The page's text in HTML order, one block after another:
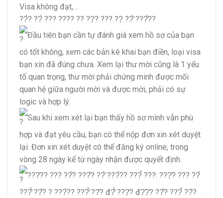
Visa không đạt,…
??̀? ??̀ ??? ???? ?? ??̣? ??? ??̣ ??̛̀ ???̂́??
Đầu tiên bạn cần tự đánh giá xem hồ sơ của bạn
có tốt không, xem các bản kê khai bạn điền, loại visa
bạn xin đã đúng chưa. Xem lại thư mời cũng là 1 yếu
tố quan trọng, thư mời phải chứng minh được mối
quan hệ giữa người mời và được mời, phải có sự
logic và hợp lý.
Sau khi xem xét lại bạn thấy hồ sơ mình vẫn phù
hợp và đạt yêu cầu, bạn có thể nộp đơn xin xét duyệt
lại. Đơn xin xét duyệt có thể đăng ký online, trong
vòng 28 ngày kể từ ngày nhận được quyết định.
???̂?? ??? ??̛́? ???̂́? ??̛̀ ???́?? ???̉ ???: ???̣̂? ??? ??́
???̂̉ ??̂́? ? ???́?? ???̛̉ ??̂? đ?̂̉ ???̣̂? đ?̛?̛̣? ??̂́? ???̉ ??́?